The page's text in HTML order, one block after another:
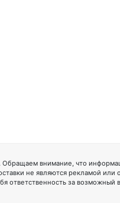
внимание, что
не являются рекламой
за